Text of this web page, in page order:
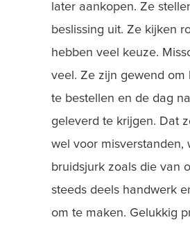
later aankopen. Ze
beslissing uit. Ze kijken
hebben veel keuze.
veel. Ze zijn gewend om
te bestellen en de dag
geleverd te krijgen. Dat
wel voor misverstanden,
bruidsjurk zoals die van
steeds deels handwerk
om te maken. Gelukkig